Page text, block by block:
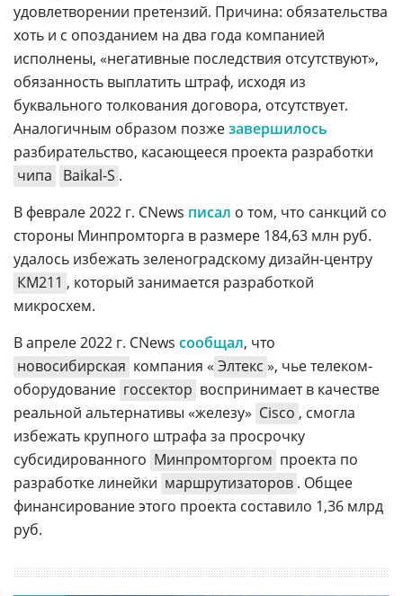
удовлетворении претензий. Причина: обязательства
хоть и с опозданием на два года компанией
исполнены, «негативные последствия отсутствуют»,
обязанность выплатить штраф, исходя из
буквального толкования договора, отсутствует.
Аналогичным образом позжезавершилось
разбирательство, касающееся проекта разработки
чипа
Baikal-S .
В феврале 2022 г. CNews писал о том, что санкций со
стороны Минпромторга в размере 184,63 млн руб.
удалось избежать зеленоградскому дизайн-центру
КМ211 , который занимается разработкой
микросхем.
В апреле 2022 г. CNews сообщал, что
новосибирская компания « Элтекс », чье телеком-
оборудование госсектор воспринимает в качестве
реальной альтернативы «железу» Cisco , смогла
избежать крупного штрафа за просрочку
субсидированного Минпромторгом проекта по
разработке линейки маршрутизаторов . Общее
финансирование этого проекта составило 1,36 млрд
руб.